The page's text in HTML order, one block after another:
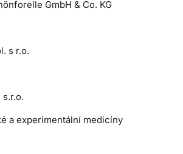
GmbH & Co. KG
s r.o.
s.r.o.
a experimentální medicíny